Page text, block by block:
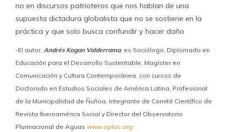
no en discursos patrioteros que nos hablan de una
supuesta dictadura globalista que no se sostiene en la
práctica y que solo busca confundir y hacer daño
-El autor, Andrés Kogan Valderrama, es Sociólogo, Diplomado en
Educación para el Desarrollo Sustentable, Magíster en
Comunicación y Cultura Contemporánea, con cursos de
Doctorado en Estudios Sociales de América Latina, Profesional
de la Municipalidad de Ñuñoa, Integrante de Comité Científico de
Revista Iberoamérica Social y Director del Observatorio
Plurinacional de Aguas www.oplas.org